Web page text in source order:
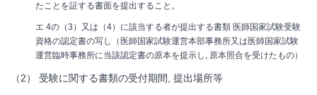
たことを証する書面を提出すること。
エ 4の（3）又は（4）に該当する者が提出する書類 医師国家試験受験
資格の認定書の写し（医師国家試験運営本部事務所又は医師国家試験
運営臨時事務所に当該認定書の原本を提示し, 原本照合を受けたもの）
（2） 受験に関する書類の受付期間, 提出場所等